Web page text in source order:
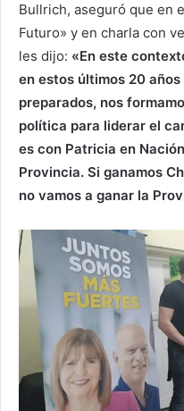
Bullrich, aseguró que en
Futuro» y en charla con
les dijo: «En este
en estos últimos 20
preparados, nos
política para liderar el
es con Patricia en
Provincia. Si ganamos
no vamos a ganar la